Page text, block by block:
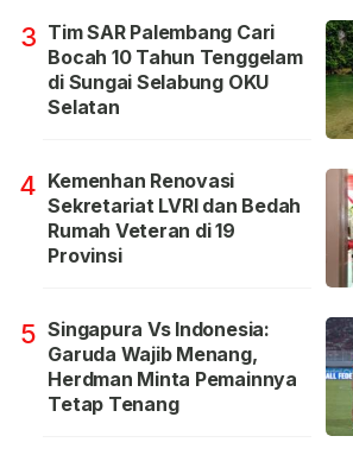
3 Tim SAR Palembang Cari
Bocah 10 Tahun Tenggelam
di Sungai Selabung OKU
Selatan
4 Kemenhan Renovasi
Sekretariat LVRI dan Bedah
Rumah Veteran di 19
Provinsi
5 Singapura Vs Indonesia:
Garuda Wajib Menang,
Herdman Minta Pemainnya
Tetap Tenang